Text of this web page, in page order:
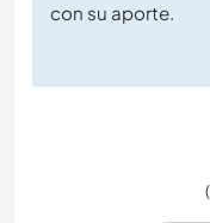
con su aporte.